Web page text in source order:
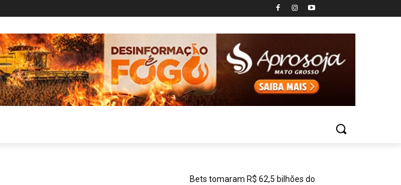
Bets tomaram R$ 62,5 bilhões do